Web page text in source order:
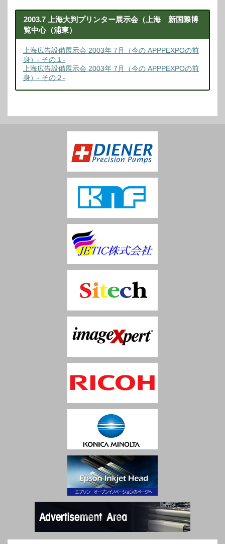
2003.7 上海大判プリンター展示会（上海 新国際博
覧中心（浦東）
上海広告設備展示会 2003年 7月（今の APPPEXPOの前
身）- その１-
上海広告設備展示会 2003年 7月（今の APPPEXPOの前
身）- その２-